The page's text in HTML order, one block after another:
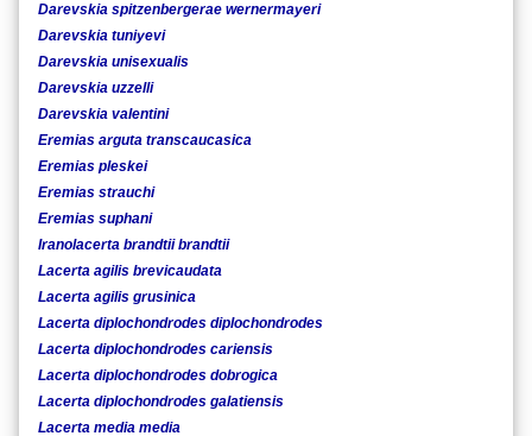
Darevskia spitzenbergerae wernermayeri
Darevskia tuniyevi
Darevskia unisexualis
Darevskia uzzelli
Darevskia valentini
Eremias arguta transcaucasica
Eremias pleskei
Eremias strauchi
Eremias suphani
Iranolacerta brandtii brandtii
Lacerta agilis brevicaudata
Lacerta agilis grusinica
Lacerta diplochondrodes diplochondrodes
Lacerta diplochondrodes cariensis
Lacerta diplochondrodes dobrogica
Lacerta diplochondrodes galatiensis
Lacerta media media